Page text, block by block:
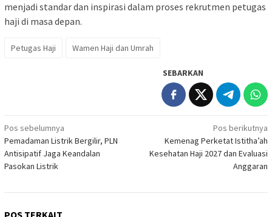
menjadi standar dan inspirasi dalam proses rekrutmen petugas
haji di masa depan.
Petugas Haji Wamen Haji dan Umrah
SEBARKAN
Navigasi
pos
Pos sebelumnya
Pemadaman Listrik Bergilir, PLN
Antisipatif Jaga Keandalan
Pasokan Listrik
Pos berikutnya
Kemenag Perketat Istitha’ah
Kesehatan Haji 2027 dan Evaluasi
Anggaran